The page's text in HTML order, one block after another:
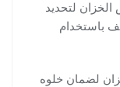
الخزان لتحديد
باستخدام
لضمان خلوه